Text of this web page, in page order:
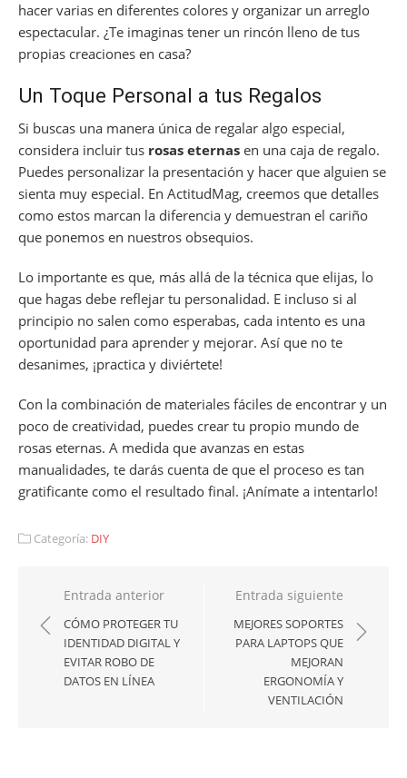
hacer varias en diferentes colores y organizar un arreglo
espectacular. ¿Te imaginas tener un rincón lleno de tus
propias creaciones en casa?
Un Toque Personal a tus Regalos
Si buscas una manera única de regalar algo especial,
considera incluir tus rosas eternas en una caja de regalo.
Puedes personalizar la presentación y hacer que alguien se
sienta muy especial. En ActitudMag, creemos que detalles
como estos marcan la diferencia y demuestran el cariño
que ponemos en nuestros obsequios.
Lo importante es que, más allá de la técnica que elijas, lo
que hagas debe reflejar tu personalidad. E incluso si al
principio no salen como esperabas, cada intento es una
oportunidad para aprender y mejorar. Así que no te
desanimes, ¡practica y diviértete!
Con la combinación de materiales fáciles de encontrar y un
poco de creatividad, puedes crear tu propio mundo de
rosas eternas. A medida que avanzas en estas
manualidades, te darás cuenta de que el proceso es tan
gratificante como el resultado final. ¡Anímate a intentarlo!
Categoría: DIY
Navegación
de
entradas
Entrada anterior
CÓMO PROTEGER TU
IDENTIDAD DIGITAL Y
EVITAR ROBO DE
DATOS EN LÍNEA
Entrada siguiente
MEJORES SOPORTES
PARA LAPTOPS QUE
MEJORAN
ERGONOMÍA Y
VENTILACIÓN